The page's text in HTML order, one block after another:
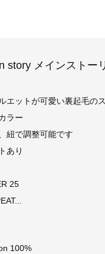
story メインスト
エットが可愛い裏起毛の
ラー
紐で調整可能です
あり
25
100%